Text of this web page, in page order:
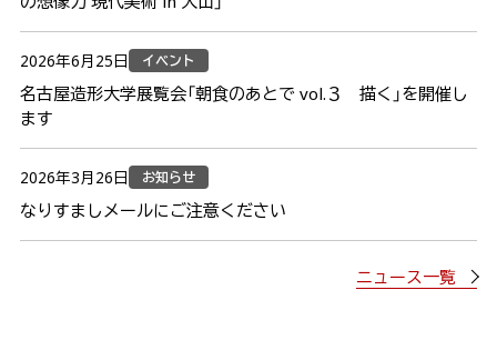
お問い合わせ
2026年6月25日 イベント
名古屋造形大学展覧会「朝食のあとで vol.３ 描く」を開催し
ます
2026年3月26日 お知らせ
なりすましメールにご注意ください
ニュース一覧